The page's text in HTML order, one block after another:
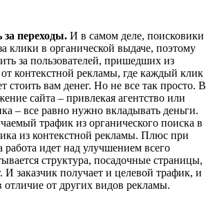
переходы. И в самом деле, поисковики
клики в органической выдаче, поэтому
за пользователей, пришедших из
контекстной рекламы, где каждый клик
стоить вам денег. Но не все так просто. В
сайта – привлекая агентство или
– все равно нужно вкладывать деньги.
трафик из органического поиска в
из контекстной рекламы. Плюс при
работа идет над улучшением всего
структура, посадочные страницы,
И заказчик получает и целевой трафик, и
отличие от других видов рекламы.